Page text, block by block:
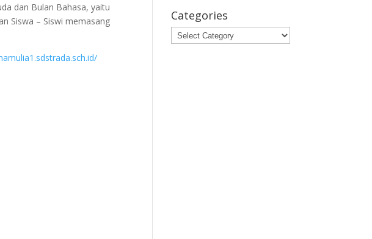
dan Bulan Bahasa, yaitu
Siswa – Siswi memasang
Categories
Categories